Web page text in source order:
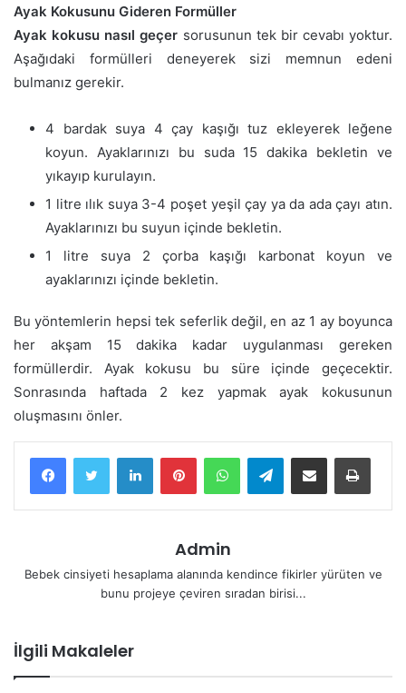
Ayak Kokusunu Gideren Formüller
Ayak kokusu nasıl geçer sorusunun tek bir cevabı yoktur.
Aşağıdaki formülleri deneyerek sizi memnun edeni
bulmanız gerekir.
4 bardak suya 4 çay kaşığı tuz ekleyerek leğene
koyun. Ayaklarınızı bu suda 15 dakika bekletin ve
yıkayıp kurulayın.
1 litre ılık suya 3-4 poşet yeşil çay ya da ada çayı atın.
Ayaklarınızı bu suyun içinde bekletin.
1 litre suya 2 çorba kaşığı karbonat koyun ve
ayaklarınızı içinde bekletin.
Bu yöntemlerin hepsi tek seferlik değil, en az 1 ay boyunca
her akşam 15 dakika kadar uygulanması gereken
formüllerdir. Ayak kokusu bu süre içinde geçecektir.
Sonrasında haftada 2 kez yapmak ayak kokusunun
oluşmasını önler.
LinkedInPinterestWhatsAppTelegramE-Posta ile paylaş Yazdır
Admin
Bebek cinsiyeti hesaplama alanında kendince fikirler yürüten ve
bunu projeye çeviren sıradan birisi...
İlgili Makaleler